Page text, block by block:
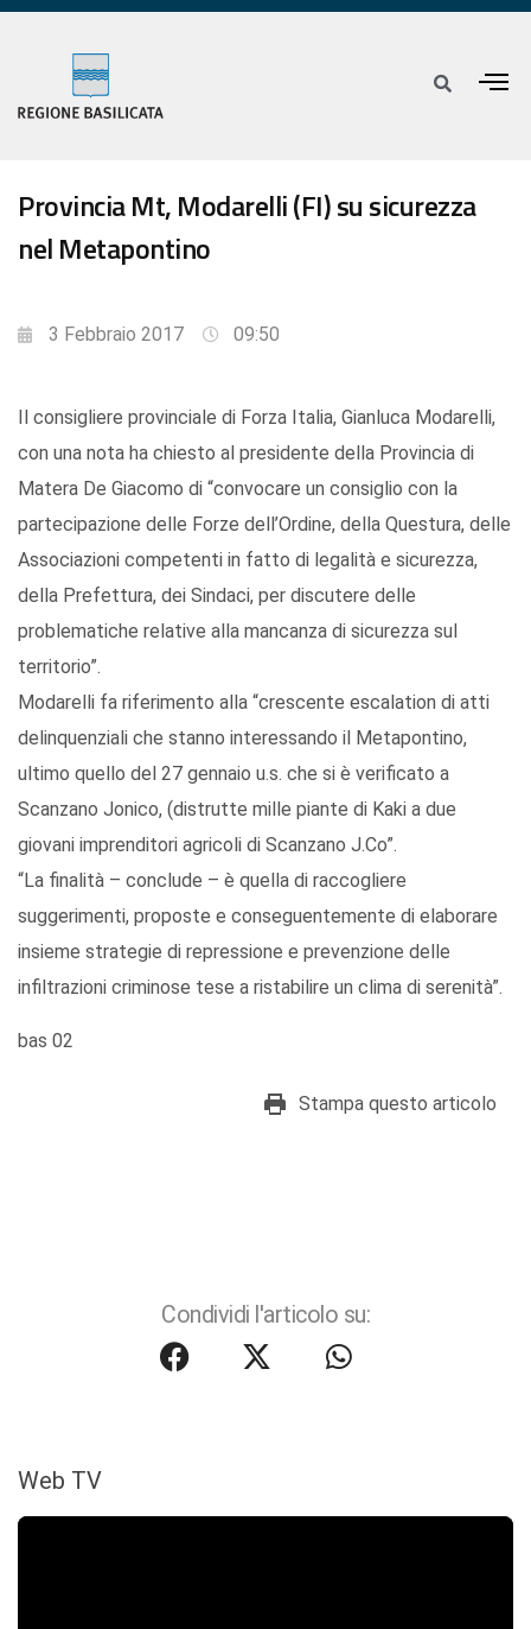
Provincia Mt, Modarelli (FI) su sicurezza
nel Metapontino
3 Febbraio 2017 09:50
Il consigliere provinciale di Forza Italia, Gianluca Modarelli,
con una nota ha chiesto al presidente della Provincia di
Matera De Giacomo di “convocare un consiglio con la
partecipazione delle Forze dell’Ordine, della Questura, delle
Associazioni competenti in fatto di legalità e sicurezza,
della Prefettura, dei Sindaci, per discutere delle
problematiche relative alla mancanza di sicurezza sul
territorio”.
Modarelli fa riferimento alla “crescente escalation di atti
delinquenziali che stanno interessando il Metapontino,
ultimo quello del 27 gennaio u.s. che si è verificato a
Scanzano Jonico, (distrutte mille piante di Kaki a due
giovani imprenditori agricoli di Scanzano J.Co”.
“La finalità – conclude – è quella di raccogliere
suggerimenti, proposte e conseguentemente di elaborare
insieme strategie di repressione e prevenzione delle
infiltrazioni criminose tese a ristabilire un clima di serenità”.
bas 02
Stampa questo articolo
Condividi l'articolo su:
Web TV